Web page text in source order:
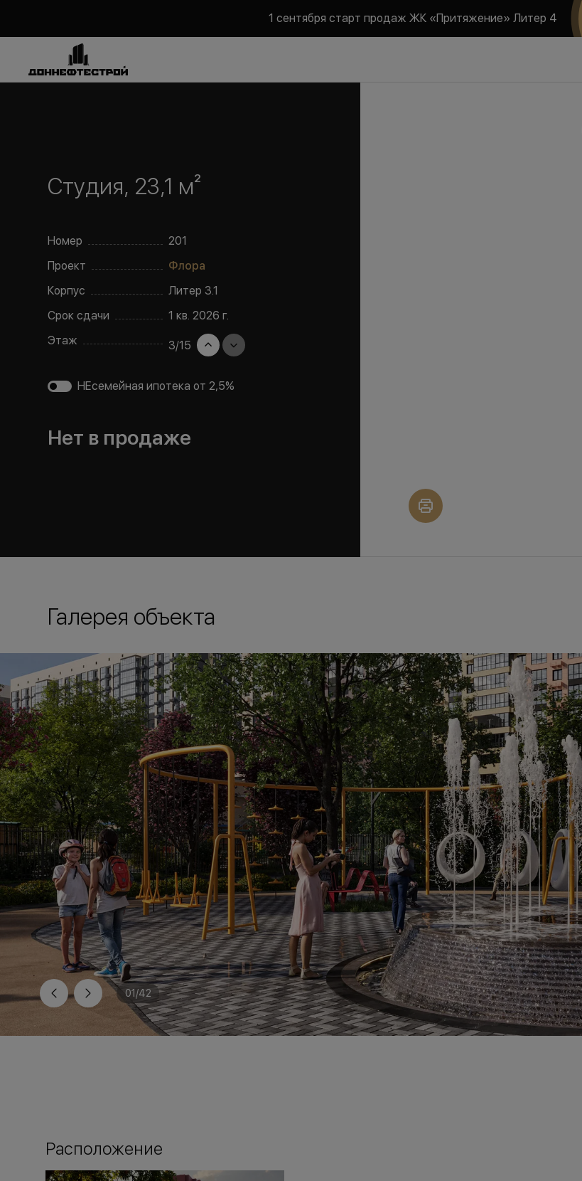
1 сентября старт продаж ЖК «Притяжение» Литер 4
Студия, 23,1 м²
Номер
201
Проект
Флора
Корпус
Литер 3.1
Срок сдачи
1 кв. 2026 г.
Этаж
3/15
НЕсемейная ипотека от 2,5%
Нет в продаже
Галерея объекта
01/42
Расположение